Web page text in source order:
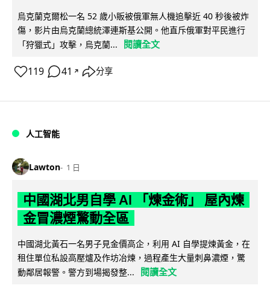
烏克蘭克爾松一名 52 歲小販被俄軍無人機追擊近 40 秒後被炸
傷，影片由烏克蘭總統澤連斯基公開。他直斥俄軍對平民進行
「狩獵式」攻擊，烏克蘭...
閱讀全文
119 41 ↗ 分享
人工智能
Lawton 1 日
中國湖北男自學 AI 「煉金術」 屋內煉
金冒濃煙驚動全區
中國湖北黃石一名男子見金價高企，利用 AI 自學提煉黃金，在
租住單位私設高壓爐及作坊冶煉，過程產生大量刺鼻濃煙，驚
動鄰居報警。警方到場揭發整...
閱讀全文